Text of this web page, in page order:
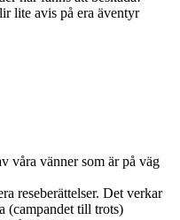
lite avis på era äventyr
våra vänner som är på väg
reseberättelser. Det verkar
(campandet till trots)